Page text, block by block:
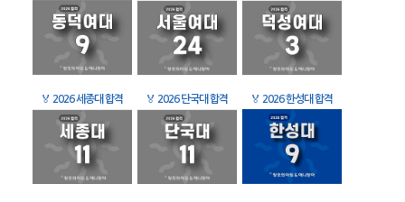
🏅 2026 세종대 합격 🏅 2026 단국대 합격 🏅 2026 한성대 합격